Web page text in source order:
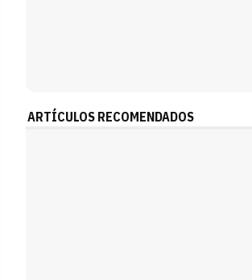
ARTÍCULOS RECOMENDADOS